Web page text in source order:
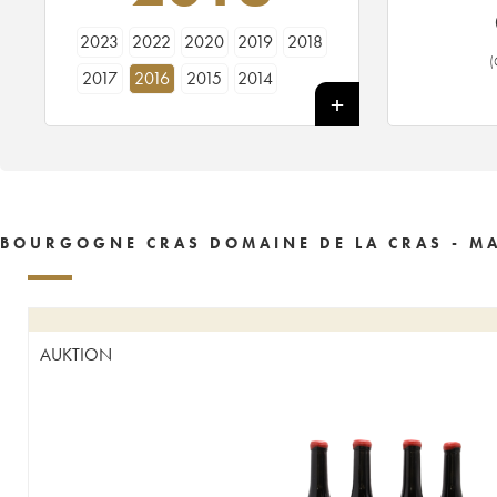
2023 2022 2020 2019
2018
2017
2016 2015 2014
BOURGOGNE CRAS DOMAINE DE LA CRAS -
AUKTION